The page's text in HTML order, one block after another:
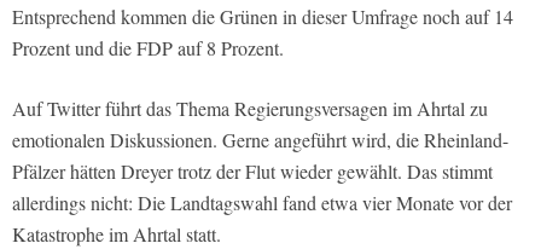
Entsprechend kommen die Grünen in dieser Umfrage noch auf 14
Prozent und die FDP auf 8 Prozent.
Auf Twitter führt das Thema Regierungsversagen im Ahrtal zu
emotionalen Diskussionen. Gerne angeführt wird, die Rheinland-
Pfälzer hätten Dreyer trotz der Flut wieder gewählt. Das stimmt
allerdings nicht: Die Landtagswahl fand etwa vier Monate vor der
Katastrophe im Ahrtal statt.